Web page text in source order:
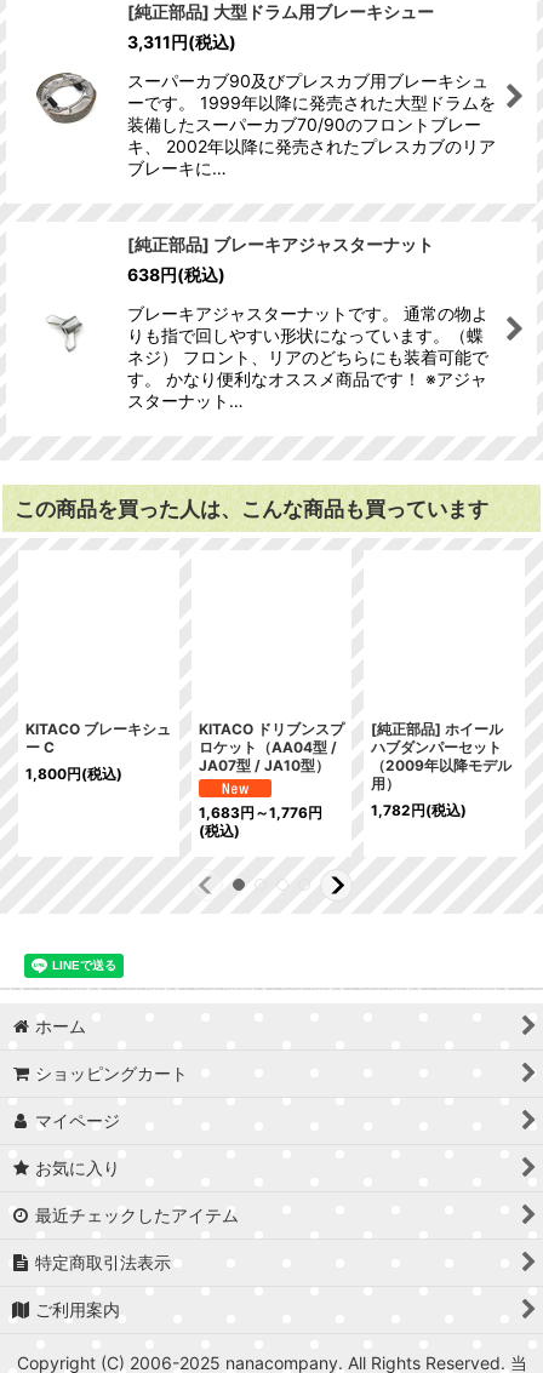
[純正部品] 大型ドラム用ブレーキシュー
3,311円(税込)
スーパーカブ90及びプレスカブ用ブレーキシュ
ーです。 1999年以降に発売された大型ドラムを
装備したスーパーカブ70/90のフロントブレー
キ、 2002年以降に発売されたプレスカブのリア
ブレーキに…
[純正部品] ブレーキアジャスターナット
638円(税込)
ブレーキアジャスターナットです。 通常の物よ
りも指で回しやすい形状になっています。（蝶
ネジ） フロント、リアのどちらにも装着可能で
す。 かなり便利なオススメ商品です！ ※アジャ
スターナット…
この商品を買った人は、こんな商品も買っています
KITACO ブレーキシュ
ー C
1,800円(税込)
KITACO ドリブンスプ
ロケット（AA04型 /
JA07型 / JA10型）
1,683円 ～1,776円
(税込)
[純正部品] ホイール
ハブダンパーセット
（2009年以降モデル
用）
1,782円(税込)
ホーム
ショッピングカート
マイページ
お気に入り
最近チェックしたアイテム
特定商取引法表示
ご利用案内
Copyright (C) 2006-2025 nanacompany. All Rights Reserved. 当